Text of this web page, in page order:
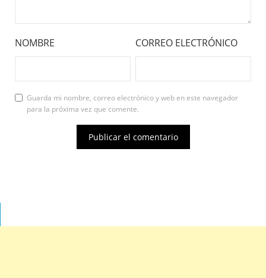
NOMBRE CORREO ELECTRÓNICO
Guarda mi nombre, correo electrónico y web en este navegador
para la próxima vez que comente.